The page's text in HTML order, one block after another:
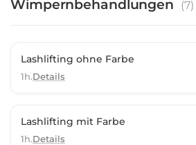
Wimpernbehandlungen (7)
Lashlifting ohne Farbe
1h.Details
Lashlifting mit Farbe
1h.Details